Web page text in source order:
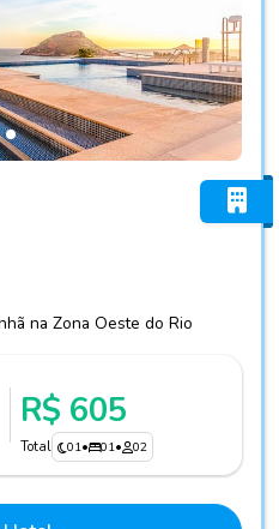
na Zona Oeste do Rio
R$ 605
Total 01• 01• 02